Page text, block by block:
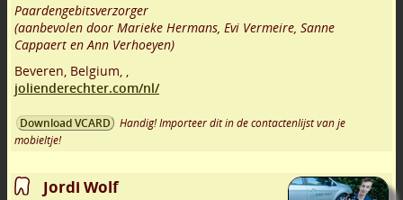
Paardengebitsverzorger
(aanbevolen door Marieke Hermans, Evi Vermeire, Sanne
Cappaert en Ann Verhoeyen)
Beveren Belgium,
jolienderechter.com/nl/
Download VCARD
Handig! Importeer dit in de contactenlijst van je
mobieltje!
Jordi Wolf